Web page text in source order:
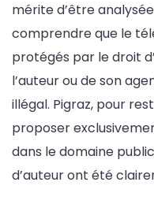
mérite d’être
comprendre que le
protégés par le droit
l’auteur ou de son
illégal. Pigraz, pour
proposer
dans le domaine
d’auteur ont été